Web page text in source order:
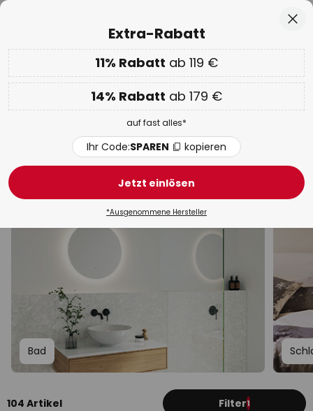
EXTRA 11% ab 119 € & 14% ab 179 € auf fast alles
Code:SPAREN kopieren
Spartage:Bis zu -70%
Wandleuchten Gips / Ton
Modern LED Design Gips Mit Schalter
Bad
104 Artikel Filter1
Extra-Rabatt
11% Rabatt ab 119 €
14% Rabatt ab 179 €
auf fast alles*
Ihr Code:SPAREN kopieren
Jetzt einlösen
*Ausgenommene Hersteller